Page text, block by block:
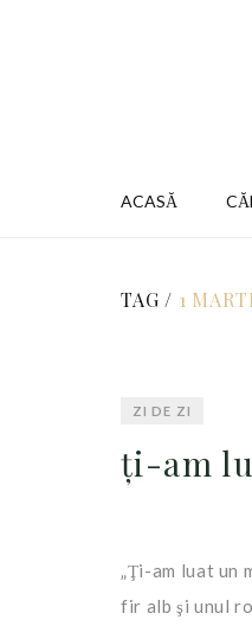
ACASĂ
TAG / 1
ZI DE ZI
ţi-am
„Ţi-am luat
fir alb şi unul